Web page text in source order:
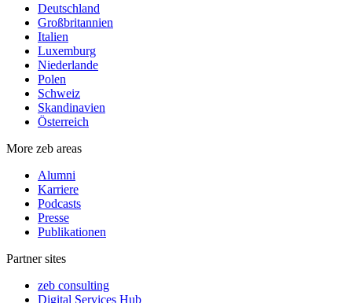
Deutschland
Großbritannien
Italien
Luxemburg
Niederlande
Polen
Schweiz
Skandinavien
Österreich
More zeb areas
Alumni
Karriere
Podcasts
Presse
Publikationen
Partner sites
zeb consulting
Digital Services Hub